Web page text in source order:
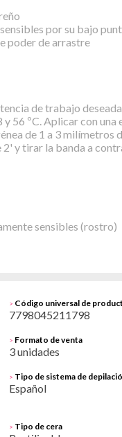
por su bajo
poder de arrastre
de trabajo
56 ºC. Aplicar con
de 1 a 3 milímetros
y tirar la banda a
sensibles (rostro)
> Código universal de
7798045211798
> Formato de venta
3 unidades
> Tipo de sistema de
Español
> Tipo de cera